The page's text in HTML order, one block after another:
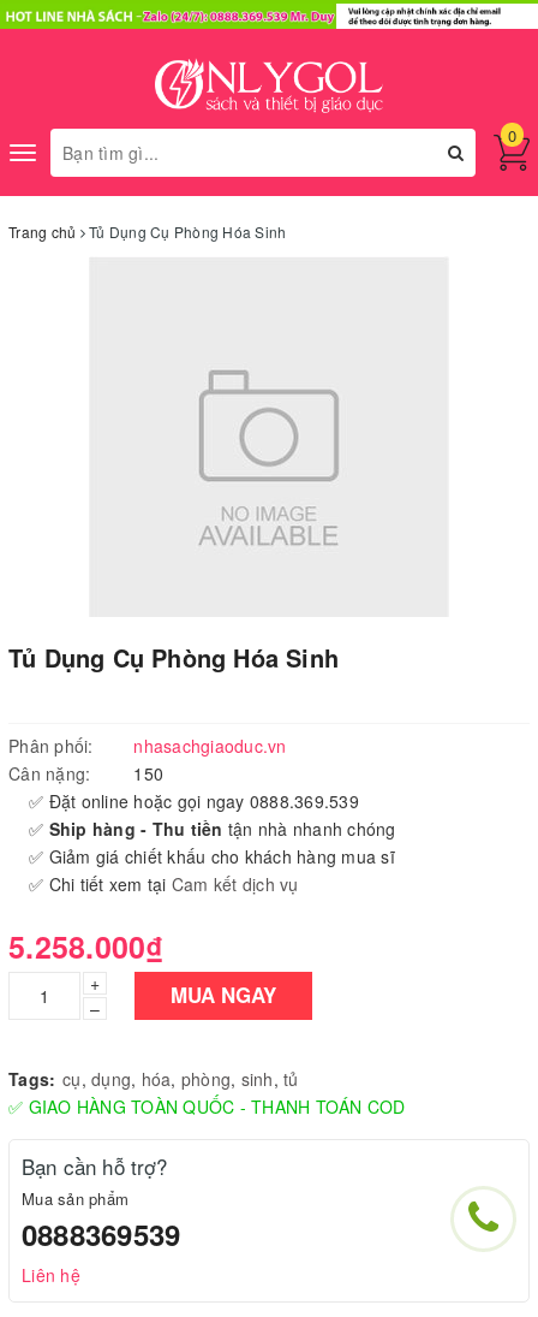
Toggle
navigation
0
Trang chủ Tủ Dụng Cụ Phòng Hóa Sinh
Tủ Dụng Cụ Phòng Hóa Sinh
Phân phối:
nhasachgiaoduc.vn
Cân nặng:
150
✅ Đặt online hoặc gọi ngay 0888.369.539
✅ Ship hàng - Thu tiền tận nhà nhanh chóng
✅ Giảm giá chiết khấu cho khách hàng mua sĩ
✅ Chi tiết xem tại Cam kết dịch vụ
5.258.000₫
+
–
MUA NGAY
Tags: cụ, dụng, hóa, phòng, sinh, tủ
✅ GIAO HÀNG TOÀN QUỐC - THANH TOÁN COD
Bạn cần hỗ trợ?
Mua sản phẩm
0888369539
Liên hệ